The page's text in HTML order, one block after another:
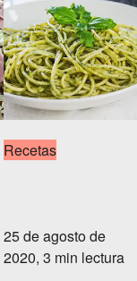
Recetas
25 de agosto de
2020, 3 min lectura